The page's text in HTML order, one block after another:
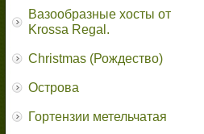
Вазообразные хосты от
Krossa Regal.
Christmas (Рождество)
Острова
Гортензии метельчатая